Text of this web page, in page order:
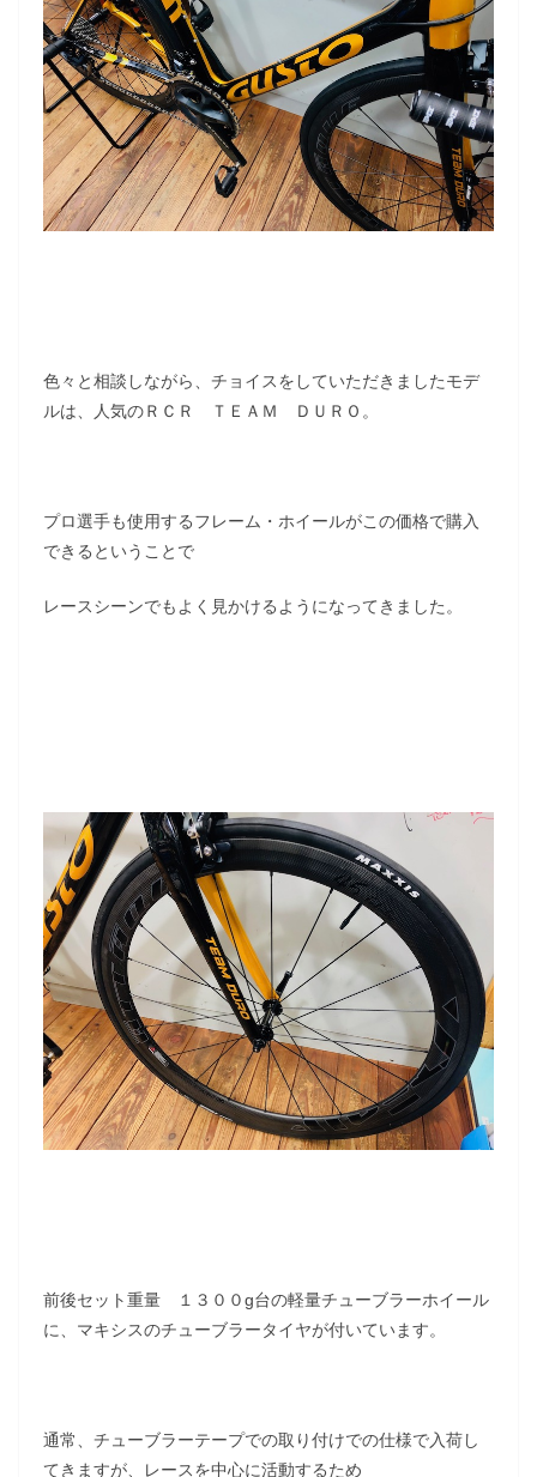
色々と相談しながら、チョイスをしていただきましたモデ
ルは、人気のＲＣＲ ＴＥＡＭ ＤＵＲＯ。
プロ選手も使用するフレーム・ホイールがこの価格で購入
できるということで
レースシーンでもよく見かけるようになってきました。
前後セット重量 １３００g台の軽量チューブラーホイール
に、マキシスのチューブラータイヤが付いています。
通常、チューブラーテープでの取り付けでの仕様で入荷し
てきますが、レースを中心に活動するため